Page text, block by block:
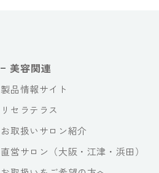
美容関連
製品情報サイト
リセラテラス
お取扱いサロン紹介
直営サロン（大阪・江津・浜田）